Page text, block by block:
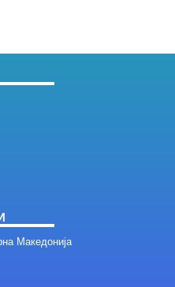
Македонија